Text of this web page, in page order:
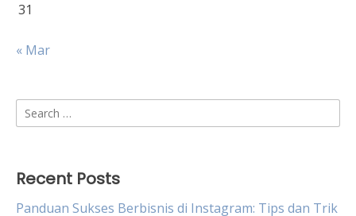
31
« Mar
Search
for:
Recent Posts
Panduan Sukses Berbisnis di Instagram: Tips dan Trik